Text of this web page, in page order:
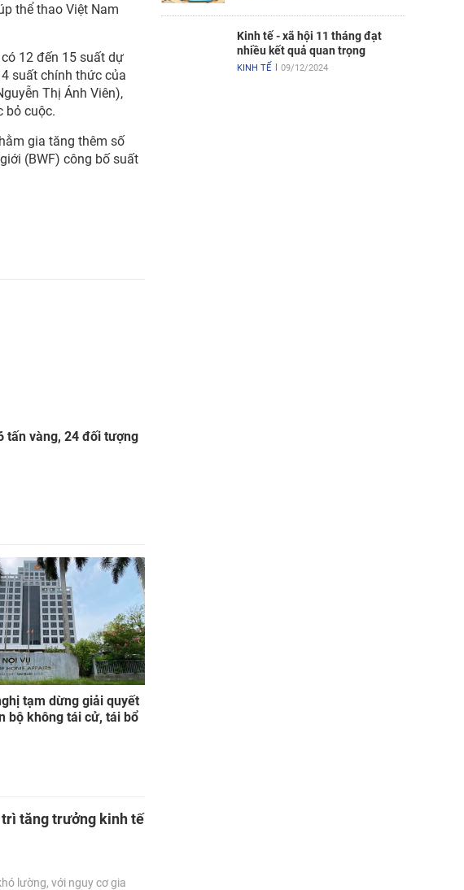
thể thao Việt Nam
12 đến 15 suất dự
suất chính thức của
Thị Ánh Viên),
bỏ cuộc.
gia tăng thêm số
(BWF) công bố suất
tấn vàng, 24 đối tượng
tạm dừng giải quyết
bộ không tái cử, tái bổ
tăng trưởng kinh tế
lường, với nguy cơ gia
Kinh tế - xã hội 11 tháng đạt
nhiều kết quả quan trọng
KINH TẾ 09/12/2024